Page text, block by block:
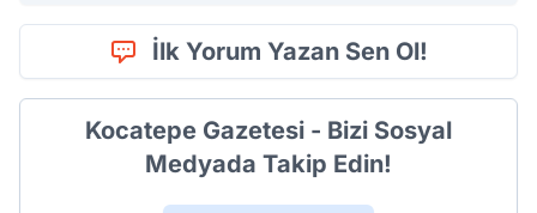
İlk Yorum Yazan Sen Ol!
Kocatepe Gazetesi - Bizi Sosyal
Medyada Takip Edin!